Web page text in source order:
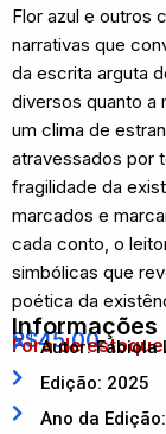
Flor azul e outros
narrativas que
da escrita arguta
diversos quanto a
um clima de
atravessados por
fragilidade da
marcados e
cada conto, o
simbólicas que
poética da
R$45,00
Fora de estoque
Informações
Autor: Fabiola
Edição: 2025
Ano da